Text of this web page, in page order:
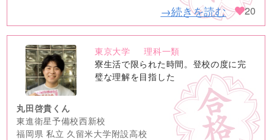
→続きを読む 20
no
image
東京大学
理科一類
寮生活で限られた時間。登校の度に完
璧な理解を目指した
丸田啓貴くん
東進衛星予備校西新校
福岡県 私立 久留米大学附設高校